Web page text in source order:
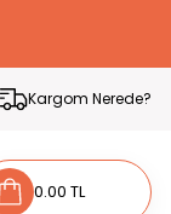
Kargom Nerede?
0.00 TL